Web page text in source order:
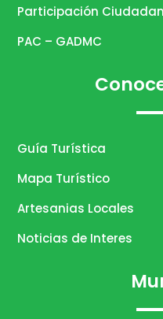
Participación
PAC – GADMC
Guía Turística
Mapa Turístico
Artesanias Locales
Noticias de Interes